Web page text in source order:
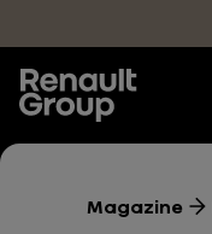
Magazine